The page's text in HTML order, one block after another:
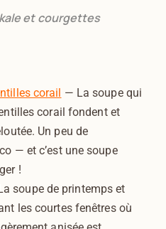
et courgettes
corail — La soupe qui
corail fondent et
Un peu de
— et c’est une soupe
!
soupe de printemps et
les courtes fenêtres où